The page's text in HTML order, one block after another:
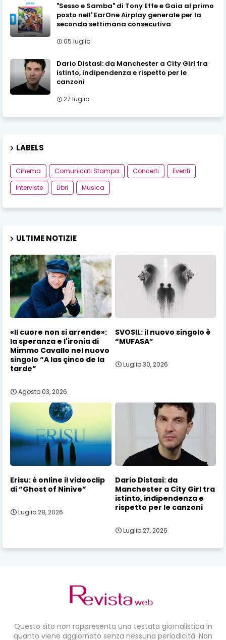
"Sesso e Samba" di Tony Effe e Gaia al primo
posto nell' EarOne Airplay generale per la
seconda settimana consecutiva
05 luglio
Dario Distasi: da Manchester a City Girl tra
istinto, indipendenza e rispetto per le
canzoni
27 luglio
LABELS
Cinema Comunicati Stampa Concerti
Eventi
Interviste
Libri Musica
ULTIME NOTIZIE
«Il cuore non si arrende»:
la speranza e l'ironia di
Mimmo Cavallo nel nuovo
singolo “A las çinco de la
tarde”
Agosto 03, 2026
SVOSIL: il nuovo singolo è
“MUFASA”
Luglio 30, 2026
Erisu: è online il videoclip
di “Ghost of Ninive”
Luglio 28, 2026
Dario Distasi: da
Manchester a City Girl tra
istinto, indipendenza e
rispetto per le canzoni
Luglio 27, 2026
Questo sito non rappresenta una testata giornalistica in
quanto viene aggiornato senza nessuna periodicità. Non